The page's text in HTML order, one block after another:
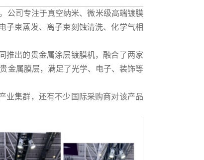
公司专注于真空纳米、微米级高端镀膜
子束蒸发、离子束刻蚀清洗、化学气相
推出的贵金属涂层镀膜机，融合了两家
金属膜层，满足了光学、电子、装饰等
业集群，还有不少国际采购商对该产品